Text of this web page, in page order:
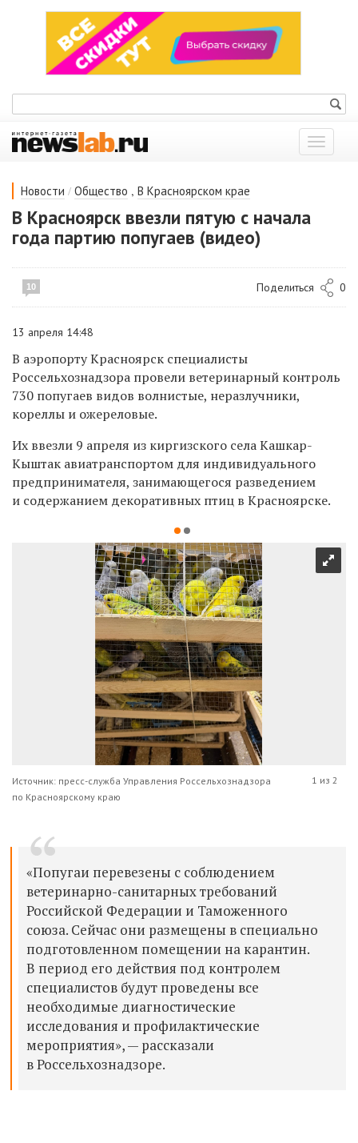
Показать
меню
Новости / Общество , В Красноярском крае
В Красноярск ввезли пятую с начала
года партию попугаев (видео)
10 Поделиться 0
13 апреля 14:48
В аэропорту Красноярск специалисты
Россельхознадзора провели ветеринарный контроль
730 попугаев видов волнистые, неразлучники,
кореллы и ожереловые.
Их ввезли 9 апреля из киргизского села Кашкар-
Кыштак авиатранспортом для индивидуального
предпринимателя, занимающегося разведением
и содержанием декоративных птиц в Красноярске.
Источник: пресс-служба Управления Россельхознадзора
по Красноярскому краю
1 из 2
«Попугаи перевезены с соблюдением
ветеринарно-санитарных требований
Российской Федерации и Таможенного
союза. Сейчас они размещены в специально
подготовленном помещении на карантин.
В период его действия под контролем
специалистов будут проведены все
необходимые диагностические
исследования и профилактические
мероприятия», — рассказали
в Россельхознадзоре.